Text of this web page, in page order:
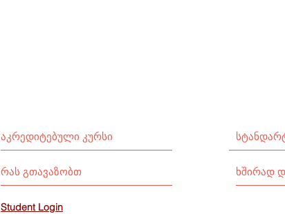
აკრედიტებული კურსი
რას გთავაზობთ ხშირად
Student Login